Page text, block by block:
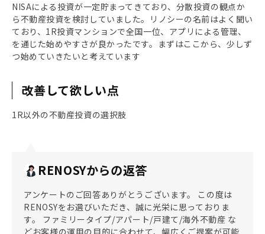
NISAによる投資が一定貯まってきており、分散投資の観点か
ら不動産投資を検討していました。リノシーの名前はよく聞い
ており、1R投資マンションで全国一位、アプリによる管理、
を通じた始めやすさが良かったです。まずはここから、少しず
つ始めていきたいと考えています
改善して欲しい点
1R以外の不動産投資の選択肢
RENOSYからの返答
アンケートのご回答ありがとうございます。 この度は
RENOSYをお選びいただき、誠に光栄に思っておりま
す。 ファミリータイプ/アパート/戸建て/海外不動産 な
どお客様の運用の目的に合わせて、幅広くご提案が可能